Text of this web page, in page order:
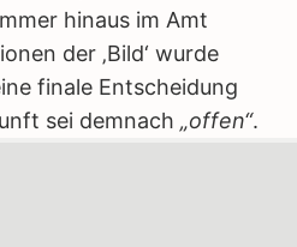
hinaus im Amt
der ‚Bild‘ wurde
finale Entscheidung
sei demnach „offen“.